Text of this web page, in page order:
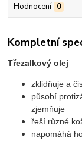
Hodnocení 0
Kompletní
Třezalkový olej
zklidňuje a
působí
zjemňuje
řeší různé
napomáhá